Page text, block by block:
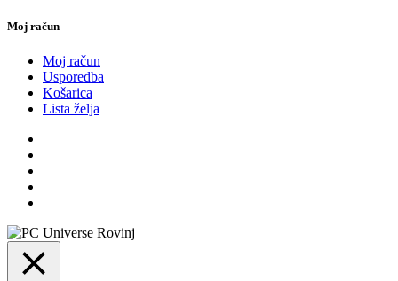
Moj račun
Moj račun
Usporedba
Košarica
Lista želja